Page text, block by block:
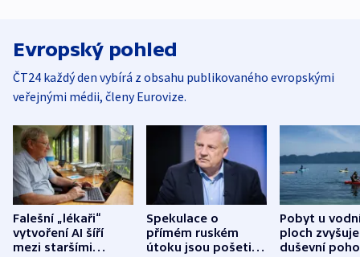
Evropský pohled
ČT24 každý den vybírá z obsahu publikovaného evropskými
veřejnými médii, členy Eurovize.
Falešní „lékaři“
vytvoření AI šíří
mezi staršími
Spekulace o
přímém ruském
útoku jsou pošetilé,
Pobyt u
ploch zvyšuje
duševní